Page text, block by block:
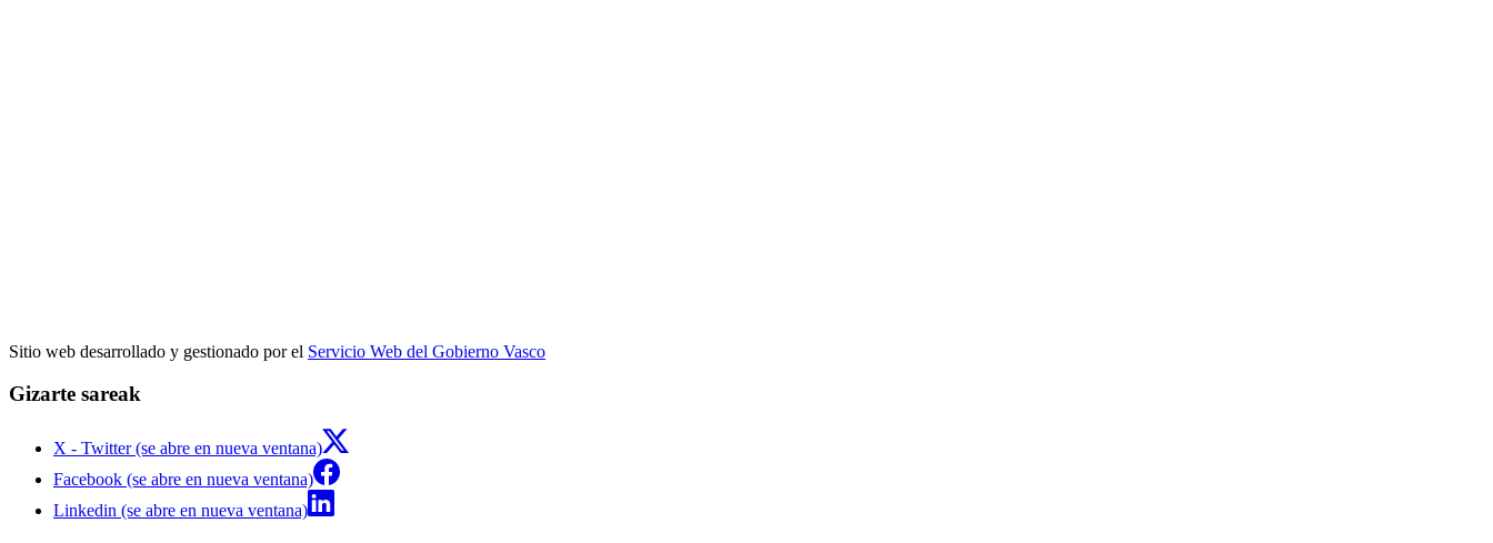
Sitio web desarrollado y gestionado por el Servicio Web del Gobierno Vasco
Gizarte sareak
X - Twitter (se abre en nueva ventana)
Facebook (se abre en nueva ventana)
Linkedin (se abre en nueva ventana)